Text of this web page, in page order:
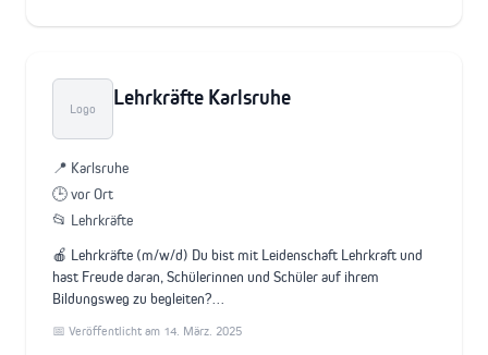
Logo Lehrkräfte Karlsruhe
📍 Karlsruhe
🕒 vor Ort
📂 Lehrkräfte
🍎 Lehrkräfte (m/w/d) Du bist mit Leidenschaft Lehrkraft und
hast Freude daran, Schülerinnen und Schüler auf ihrem
Bildungsweg zu begleiten?…
📅 Veröffentlicht am 14. März. 2025